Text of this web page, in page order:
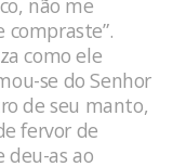
como ele
se do Senhor
de seu manto,
fervor de
deu-as ao